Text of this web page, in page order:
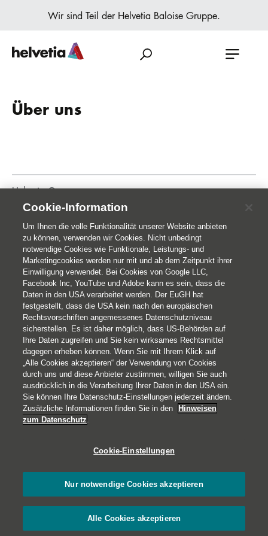
Wir sind Teil der Helvetia Baloise Gruppe.
Über uns
Helvetia Gruppe
Home
Publikationen
© 2026 Helvetia Schweizerische Versicherungsgesellschaft AG,
Direktion für Österreich
Jasomirgottstraße 2
1010 Wien
+43 1 533 81 55
Impressum
Rechtliche Hinweise
Cookie-Information
Um Ihnen die volle Funktionalität unserer Website anbieten
zu können, verwenden wir Cookies. Nicht unbedingt
notwendige Cookies wie Funktionale, Leistungs- und
Marketingcookies werden nur mit und ab dem Zeitpunkt ihrer
Einwilligung verwendet. Bei Cookies von Google LLC,
Facebook Inc, YouTube und Adobe kann es sein, dass die
Daten in den USA verarbeitet werden. Der EuGH hat
festgestellt, dass die USA kein nach den europäischen
Rechtsvorschriften angemessenes Datenschutzniveau
sicherstellen. Es ist daher möglich, dass US-Behörden auf
Ihre Daten zugreifen und Sie kein wirksames Rechtsmittel
dagegen erheben können. Wenn Sie mit Ihrem Klick auf
„Alle Cookies akzeptieren“ der Verwendung von Cookies
durch uns und diese Anbieter zustimmen, willigen Sie auch
ausdrücklich in die Verarbeitung Ihrer Daten in den USA ein.
Sie können Ihre Datenschutz-Einstellungen jederzeit ändern.
Zusätzliche Informationen finden Sie in den
Hinweisen
zum Datenschutz.
Cookie-Einstellungen
Nur notwendige Cookies akzeptieren
Alle Cookies akzeptieren